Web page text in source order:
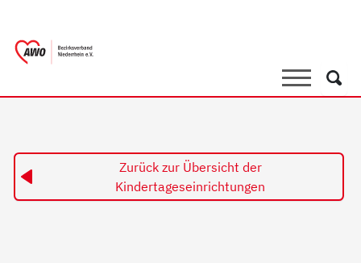
SucheSuche
Zurück zur Übersicht der
Kindertageseinrichtungen